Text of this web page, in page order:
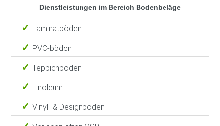
Dienstleistungen im Bereich Bodenbeläge
Laminatböden
PVC-böden
Teppichböden
Linoleum
Vinyl- & Designböden